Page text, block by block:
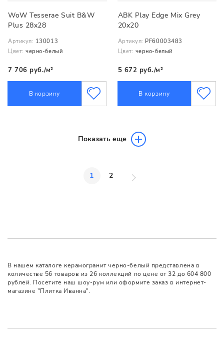
WoW Tesserae Suit B&W
Plus 28x28
Артикул: 130013
Цвет: черно-белый
7 706 руб./м²
В корзину
ABK Play Edge Mix Grey
20x20
Артикул: PF60003483
Цвет: черно-белый
5 672 руб./м²
В корзину
Показать еще
1 2
В нашем каталоге керамогранит черно-белый представлена в
количестве 56 товаров из 26 коллекций по цене от 32 до 604 800
рублей. Посетите наш шоу-рум или оформите заказ в интернет-
магазине "Плитка Иванна".